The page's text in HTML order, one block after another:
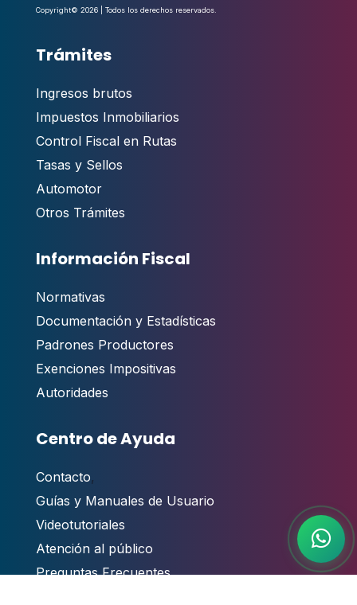
Copyright© 2026 | Todos los derechos reservados.
Trámites
Ingresos brutos
Impuestos Inmobiliarios
Control Fiscal en Rutas
Tasas y Sellos
Automotor
Otros Trámites
Información Fiscal
Normativas
Documentación y Estadísticas
Padrones Productores
Exenciones Impositivas
Autoridades
Centro de Ayuda
Contacto,
Guías y Manuales de Usuario
Videotutoriales
Atención al público
Preguntas Frecuentes